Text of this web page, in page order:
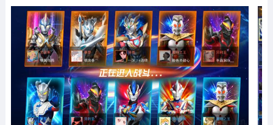
金融理财 新闻资讯 游戏辅助
安卓其它